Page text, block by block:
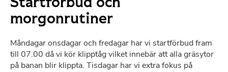
morgonrutiner
Måndagar onsdagar och fredagar har vi startförbud fram
till 07.00 då vi kör klipptåg vilket innebär att alla gräsytor
på banan blir klippta. Tisdagar har vi extra fokus på